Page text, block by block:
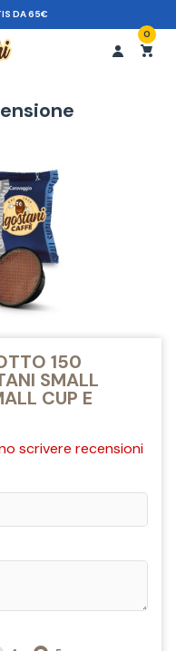
DA 65€
0
150
SMALL
CUP E
scrivere recensioni